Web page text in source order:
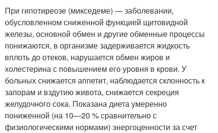
При гипотиреозе (микседеме) — заболевании,
обусловленном сниженной функцией щитовидной
железы, основной обмен и другие обменные процессы
понижаются, в организме задерживается жидкость
вплоть до отеков, нарушается обмен жиров и
холестерина с повышением его уровня в крови. У
больных снижается аппетит, наблюдается склонность к
запорам и вздутию живота, снижается секреция
желудочного сока. Показана диета умеренно
пониженной (на 10—20 % сравнительно с
физиологическими нормами) энергоценности за счет